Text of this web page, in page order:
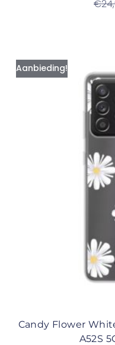
€
Aanbieding!
Candy Flower
A52S